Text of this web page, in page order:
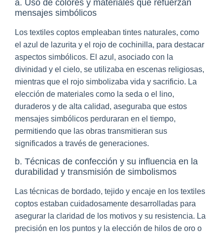
a. Uso de colores y materiales que refuerzan
mensajes simbólicos
Los textiles coptos empleaban tintes naturales, como
el azul de lazurita y el rojo de cochinilla, para destacar
aspectos simbólicos. El azul, asociado con la
divinidad y el cielo, se utilizaba en escenas religiosas,
mientras que el rojo simbolizaba vida y sacrificio. La
elección de materiales como la seda o el lino,
duraderos y de alta calidad, aseguraba que estos
mensajes simbólicos perduraran en el tiempo,
permitiendo que las obras transmitieran sus
significados a través de generaciones.
b. Técnicas de confección y su influencia en la
durabilidad y transmisión de simbolismos
Las técnicas de bordado, tejido y encaje en los textiles
coptos estaban cuidadosamente desarrolladas para
asegurar la claridad de los motivos y su resistencia. La
precisión en los puntos y la elección de hilos de oro o